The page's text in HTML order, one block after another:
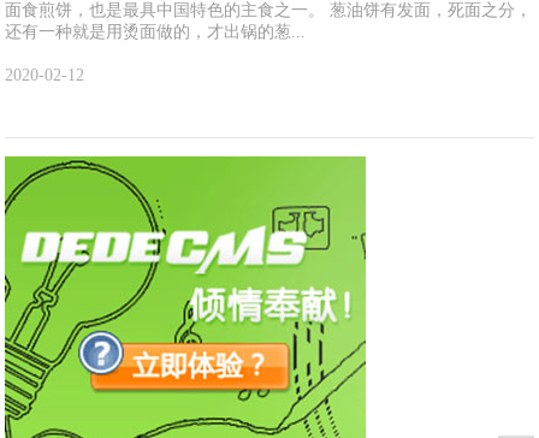
面食煎饼，也是最具中国特色的主食之一。 葱油饼有发面，死面之分，
还有一种就是用烫面做的，才出锅的葱...
2020-02-12